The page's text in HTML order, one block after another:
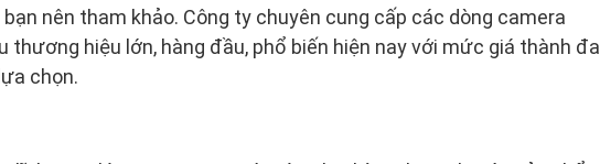
nên tham khảo. Công ty chuyên cung cấp các dòng camera
thương hiệu lớn, hàng đầu, phổ biến hiện nay với mức giá thành đa
chọn.